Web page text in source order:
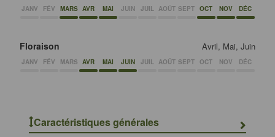
JANV FÉV MARS AVR MAI JUIN JUIL AOÛT SEPT OCT NOV DÉC
Floraison Avril, Mai, Juin
JANV FÉV MARS AVR MAI JUIN JUIL AOÛT SEPT OCT NOV DÉC
Caractéristiques générales